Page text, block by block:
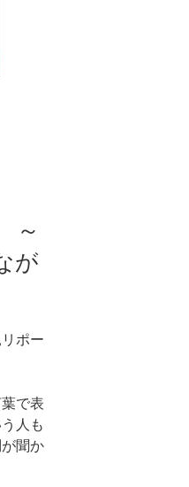
～
が
ポー
で表
人も
聞か